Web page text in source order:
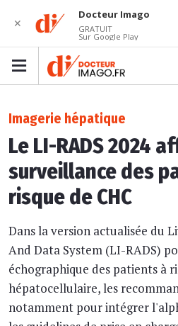
Imagerie hépatique
Le LI-RADS 2024
surveillance des
risque de CHC
Dans la version actualisée du
And Data System (LI-RADS)
échographique des patients à
hépatocellulaire, les
notamment pour intégrer
✕
Docteur Imago
GRATUIT
Sur Google Play